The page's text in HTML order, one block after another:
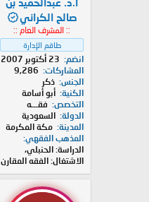
صالح الكراني
:: المشرف العام ::
طاقم الإدارة
انضم
23 أكتوبر 2007
المشاركات
9,286
الجنس ذكر
الكنية أبو أسامة
التخصص
فقـــه
الدولة السعودية
المدينة مكة المكرمة
المذهب الفقهي
الدراسة: الحنبلي،
الاشتغال: الفقه المقارن